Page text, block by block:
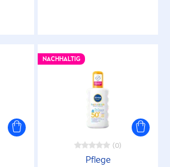
NACHHALTIG
(0)
Pflege